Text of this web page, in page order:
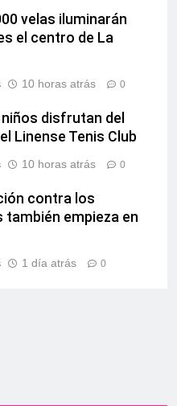
velas iluminarán
el centro de La
10 horas atrás 0
niños disfrutan del
Linense Tenis Club
10 horas atrás 0
contra los
empieza en
1 día atrás 0